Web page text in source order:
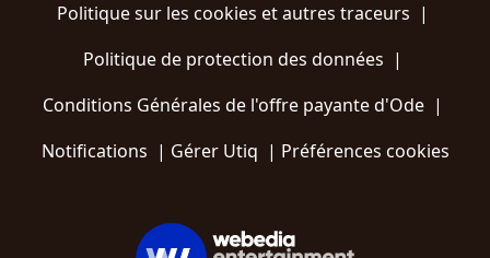
Politique sur les cookies et autres traceurs |
Politique de protection des données |
Conditions Générales de l'offre payante d'Ode |
Notifications | Gérer Utiq | Préférences cookies